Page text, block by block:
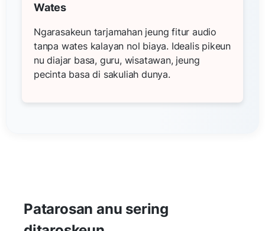
Wates
Ngarasakeun tarjamahan jeung fitur audio
tanpa wates kalayan nol biaya. Idealis pikeun
nu diajar basa, guru, wisatawan, jeung
pecinta basa di sakuliah dunya.
Patarosan anu sering